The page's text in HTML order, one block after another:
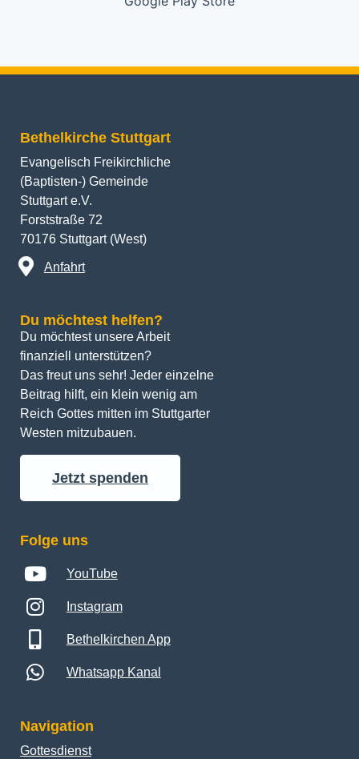
Bethelkirche Stuttgart
Evangelisch Freikirchliche
(Baptisten-) Gemeinde
Stuttgart e.V.
Forststraße 72
70176 Stuttgart (West)
Anfahrt
Du möchtest helfen?
Du möchtest unsere Arbeit
finanziell unterstützen?
Das freut uns sehr! Jeder einzelne
Beitrag hilft, ein klein wenig am
Reich Gottes mitten im Stuttgarter
Westen mitzubauen.
Jetzt spenden
Folge uns
YouTube
Instagram
Bethelkirchen App
Whatsapp Kanal
Navigation
Gottesdienst